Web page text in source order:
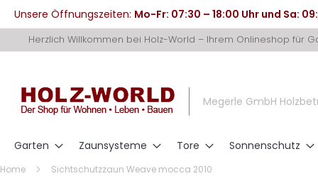
Unsere Öffnungszeiten: Mo-Fr: 07:30 – 18:00 Uhr und Sa:
zum
Herzlich Willkommen bei Holz-World – Ihrem Onlineshop für
Megerle GmbH
Garten Zaunsysteme Tore Sonnenschutz
Home Sichtschutzzaun Weave mocca 2010